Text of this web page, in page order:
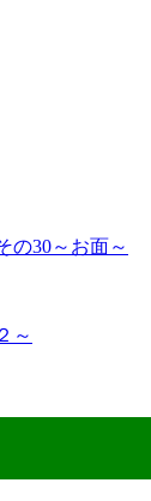
の30～お面～
～